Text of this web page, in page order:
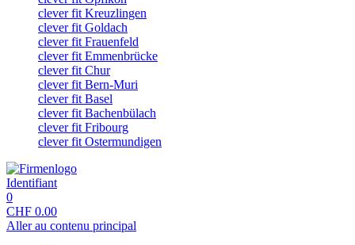
clever fit Kreuzlingen
clever fit Goldach
clever fit Frauenfeld
clever fit Emmenbrücke
clever fit Chur
clever fit Bern-Muri
clever fit Basel
clever fit Bachenbülach
clever fit Fribourg
clever fit Ostermundigen
Identifiant
0
CHF 0.00
Aller au contenu principal